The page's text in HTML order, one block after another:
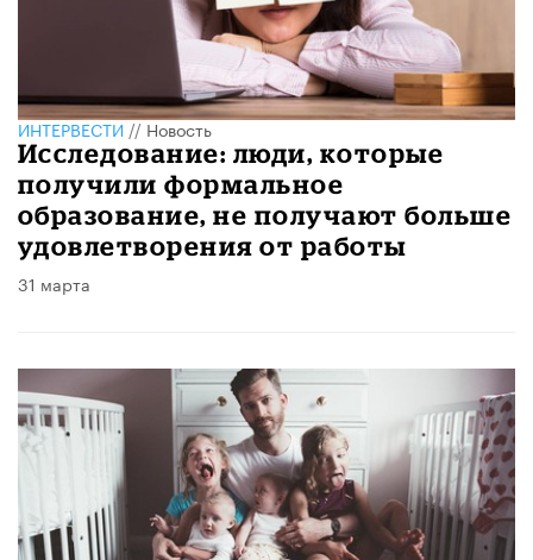
ИНТЕРВЕСТИ//Новость
Исследование: люди, которые
получили формальное
образование, не получают больше
удовлетворения от работы
31 марта